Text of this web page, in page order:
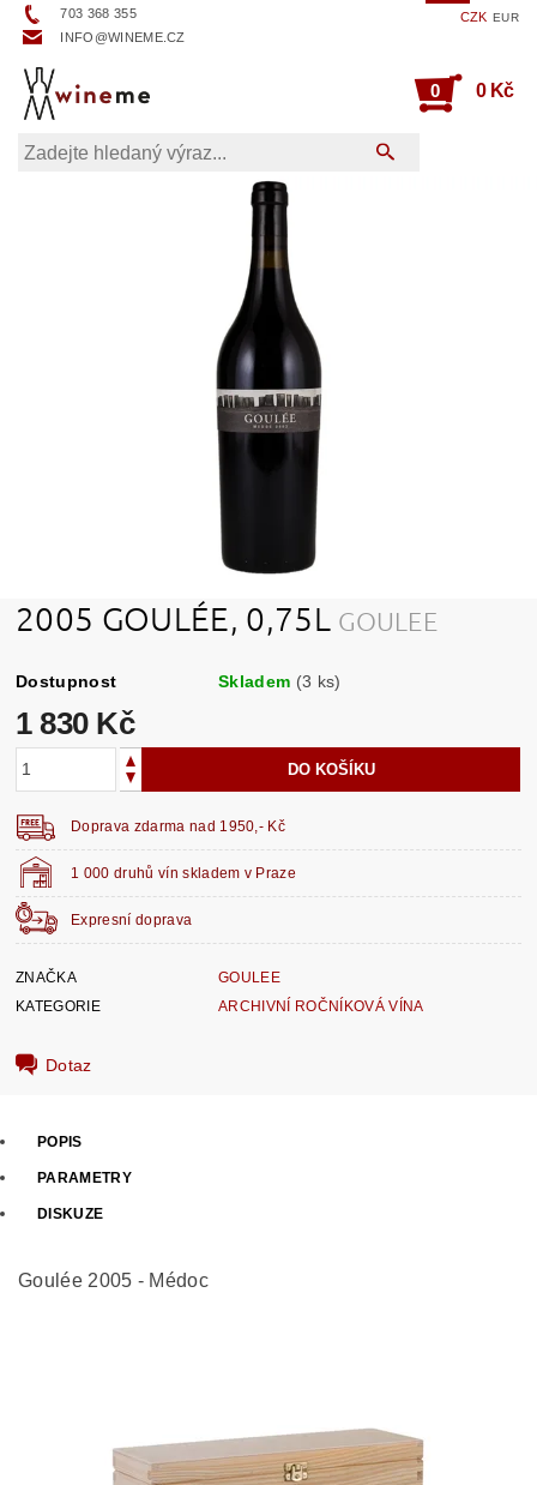
703 368 355
INFO@WINEME.CZ
CZK EUR
0 0 Kč
2005 GOULÉE, 0,75L GOULEE
Dostupnost Skladem (3 ks)
1 830 Kč
1 000 druhů vín skladem v Praze
Expresní doprava
Doprava zdarma nad 1950,- Kč
ZNAČKA
GOULEE
KATEGORIE
ARCHIVNÍ ROČNÍKOVÁ VÍNA
Dotaz
POPIS
PARAMETRY
DISKUZE
Goulée 2005 - Médoc